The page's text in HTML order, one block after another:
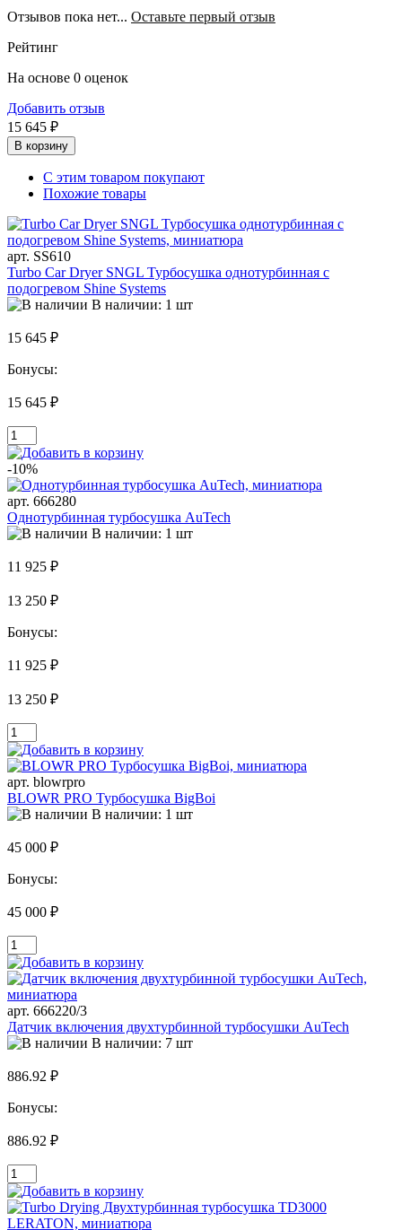
Отзывов пока нет... Оставьте первый отзыв
Рейтинг
На основе 0 оценок
Добавить отзыв
15 645 ₽
В корзину
С этим товаром покупают
Похожие товары
арт. SS610
Turbo Car Dryer SNGL Турбосушка однотурбинная с
подогревом Shine Systems
В наличии: 1 шт
15 645 ₽
Бонусы:
15 645 ₽
-10%
арт. 666280
Однотурбинная турбосушка AuTech
В наличии: 1 шт
11 925 ₽
13 250 ₽
Бонусы:
11 925 ₽
13 250 ₽
арт. blowrpro
BLOWR PRO Турбосушка BigBoi
В наличии: 1 шт
45 000 ₽
Бонусы:
45 000 ₽
арт. 666220/3
Датчик включения двухтурбинной турбосушки AuTech
В наличии: 7 шт
886.92 ₽
Бонусы:
886.92 ₽